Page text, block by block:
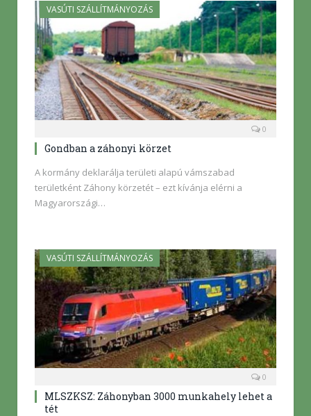
VASÚTI SZÁLLÍTMÁNYOZÁS
0
Gondban a záhonyi körzet
A kormány deklarálja területi alapú vámszabad
területként Záhony körzetét – ezt kívánja elérni a
Magyarországi…
VASÚTI SZÁLLÍTMÁNYOZÁS
0
MLSZKSZ: Záhonyban 3000 munkahely lehet a
tét